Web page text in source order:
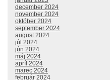
december 2024
november 2024
október 2024
september 2024
august 2024
júl 2024
jún 2024
máj 2024
apríl 2024
marec 2024
február 2024